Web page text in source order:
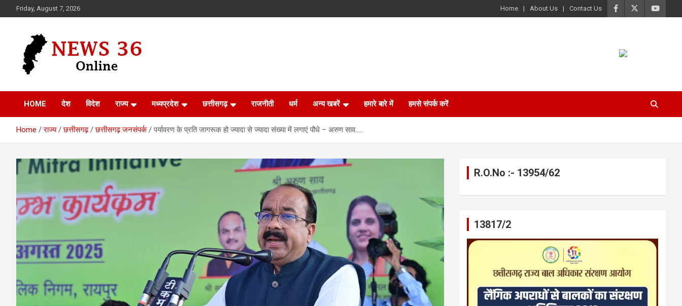
to
Friday, August 7, 2026 Home About Us Contact Us
News 36
HOME देश विदेश राज्य मध्यप्रदेश छत्तीसगढ़ राजनीती धर्म अन्य खबरें हमारे बारे में हमसे संपर्क करें
Home राज्य छत्तीसगढ़ छत्तीसगढ़ जनसंपर्क पर्यावरण के प्रति जागरूक हो ज्यादा से ज्यादा संख्या में लगाएं पौधे – अरुण साव…..
R.O.No :- 13954/62
13817/2